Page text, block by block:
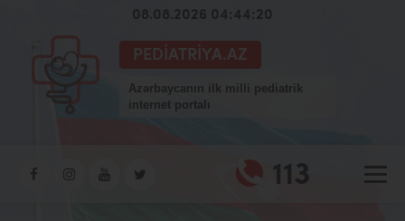
08.08.2026 04:44:21
PEDIATRIYA.AZ
Azərbaycanın ilk milli pediatrik
internet portalı
113